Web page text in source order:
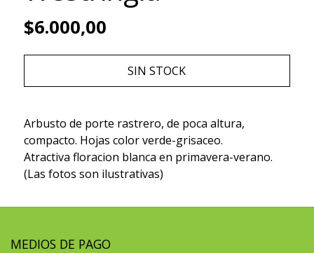
$6.000,00
SIN STOCK
Arbusto de porte rastrero, de poca altura,
compacto. Hojas color verde-grisaceo.
Atractiva floracion blanca en primavera-verano.
(Las fotos son ilustrativas)
MEDIOS DE PAGO